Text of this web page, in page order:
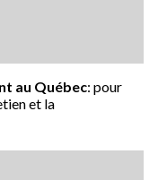
au Québec: pour
et la